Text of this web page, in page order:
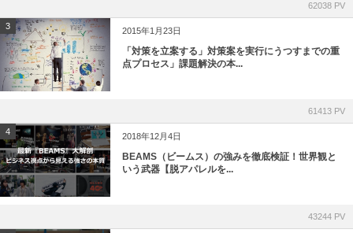
62038 PV
3 2015年1月23日
「対策を立案する」対策案を実行にうつすまでの重
点プロセス」課題解決の本...
61413 PV
4 2018年12月4日
BEAMS（ビームス）の強みを徹底検証！世界観と
いう武器【脱アパレルを...
43244 PV